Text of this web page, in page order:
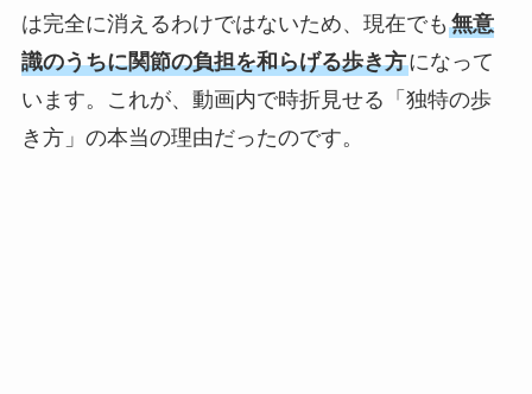
は完全に消えるわけではないため、現在でも 無意
識のうちに関節の負担を和らげる歩き方になって
います。これが、動画内で時折見せる「独特の歩
き方」の本当の理由だったのです。